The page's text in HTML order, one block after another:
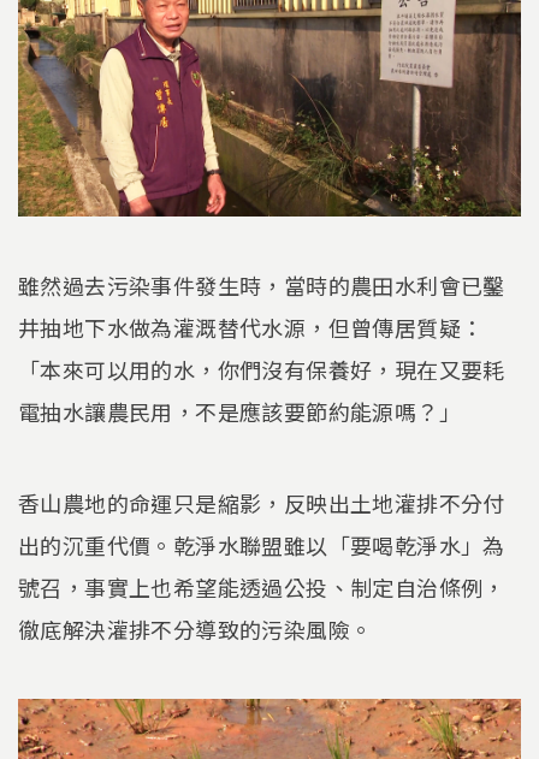
雖然過去污染事件發生時，當時的農田水利會已鑿
井抽地下水做為灌溉替代水源，但曾傳居質疑：
「本來可以用的水，你們沒有保養好，現在又要耗
電抽水讓農民用，不是應該要節約能源嗎？」
香山農地的命運只是縮影，反映出土地灌排不分付
出的沉重代價。乾淨水聯盟雖以「要喝乾淨水」為
號召，事實上也希望能透過公投、制定自治條例，
徹底解決灌排不分導致的污染風險。